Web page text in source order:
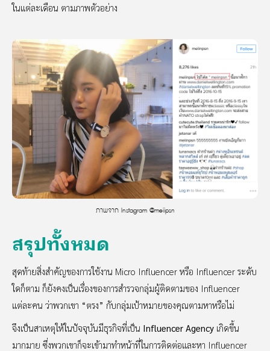
ในแต่ละเดือน ตามภาพตัวอย่าง
ภาพจาก Instagram @meiipsn
สรุปทั้งหมด
สุดท้ายสิ่งสำคัญของการใช้งาน Micro Influencer หรือ Influencer ระดับ
ใดก็ตาม ก็ยังคงเป็นเรื่องของการสำรวจกลุ่มผู้ติดตามของ Influencer
แต่ละคน ว่าพวกเขา “ตรง” กับกลุ่มเป้าหมายของคุณตามหาหรือไม่
จึงเป็นสาเหตุให้ในปัจจุบันมีธุรกิจที่เป็น Influencer Agency เกิดขึ้น
มากมาย ซึ่งพวกเขาก็จะเข้ามาทำหน้าที่ในการติดต่อและหา Influencer